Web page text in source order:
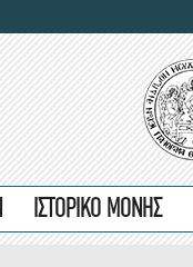
ΙΣΤΟΡΙΚΟ ΜΟΝΗΣ